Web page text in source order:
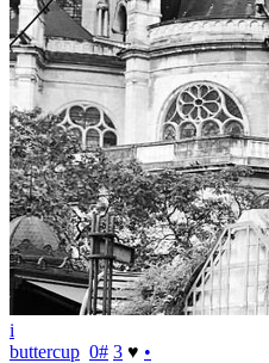
i
buttercup 0# 3 ♥ •